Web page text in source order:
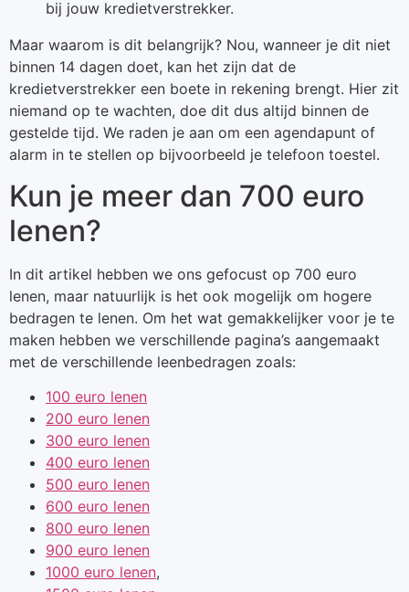
bij jouw kredietverstrekker.
Maar waarom is dit belangrijk? Nou, wanneer je dit niet
binnen 14 dagen doet, kan het zijn dat de
kredietverstrekker een boete in rekening brengt. Hier zit
niemand op te wachten, doe dit dus altijd binnen de
gestelde tijd. We raden je aan om een agendapunt of
alarm in te stellen op bijvoorbeeld je telefoon toestel.
Kun je meer dan 700 euro
lenen?
In dit artikel hebben we ons gefocust op 700 euro
lenen, maar natuurlijk is het ook mogelijk om hogere
bedragen te lenen. Om het wat gemakkelijker voor je te
maken hebben we verschillende pagina’s aangemaakt
met de verschillende leenbedragen zoals:
100 euro lenen
200 euro lenen
300 euro lenen
400 euro lenen
500 euro lenen
600 euro lenen
800 euro lenen
900 euro lenen
1000 euro lenen,